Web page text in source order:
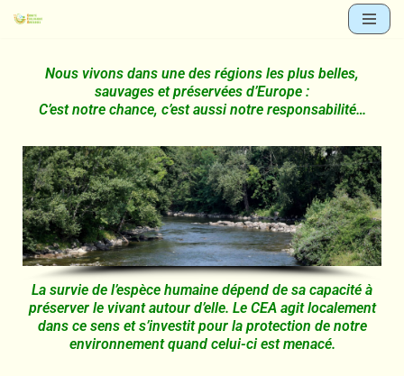
Nous vivons dans une des régions les plus belles,
sauvages et préservées d’Europe :
C’est notre chance, c’est aussi notre responsabilité…
La survie de l’espèce humaine dépend de sa capacité à
préserver le vivant autour d’elle. Le CEA agit localement
dans ce sens et s’investit pour la protection de notre
environnement quand celui-ci est menacé.